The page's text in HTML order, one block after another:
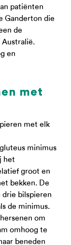
patiënten
Ganderton die
de
Australië.
en
met
met elk
minimus
het
groot en
bekken. De
drie bilspieren
de minimus.
om
omhoog te
beneden